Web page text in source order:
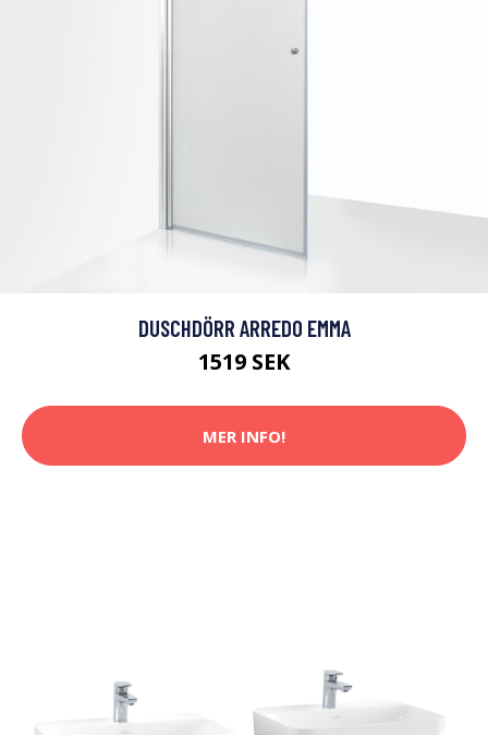
DUSCHDÖRR ARREDO EMMA
1519 SEK
MER INFO!